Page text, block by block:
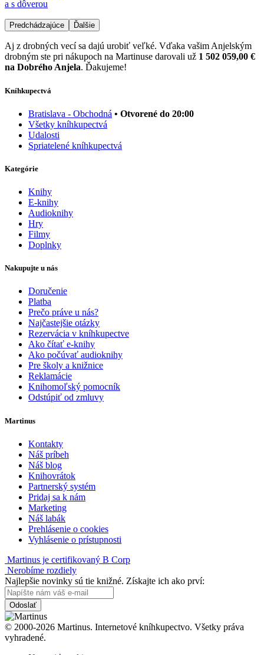
a s dôverou
Predchádzajúce Ďalšie
Aj z drobných vecí sa dajú urobiť veľké. Vďaka vašim Anjelským
drobným ste pri nákupoch na Martinuse darovali už 1 502 059,00 €
na Dobrého Anjela. Ďakujeme!
Kníhkupectvá
Bratislava - Obchodná • Otvorené do 20:00
Všetky kníhkupectvá
Udalosti
Spriatelené kníhkupectvá
Kategórie
Knihy
E-knihy
Audioknihy
Hry
Filmy
Doplnky
Nakupujte u nás
Doručenie
Platba
Prečo práve u nás?
Najčastejšie otázky
Rezervácia v kníhkupectve
Ako čítať e-knihy
Ako počúvať audioknihy
Pre školy a knižnice
Reklamácie
Knihomoľský pomocník
Odstúpiť od zmluvy
Martinus
Kontakty
Náš príbeh
Náš blog
Knihovrátok
Partnerský systém
Pridaj sa k nám
Marketing
Náš labák
Prehlásenie o cookies
Vyhlásenie o prístupnosti
Martinus je certifikovaný B Corp
Nerobíme rozdiely
Najlepšie novinky sú tie knižné. Získajte ich ako prví:
Odoslať
© 2000-2026 Martinus. Internetové kníhkupectvo. Všetky práva
vyhradené.